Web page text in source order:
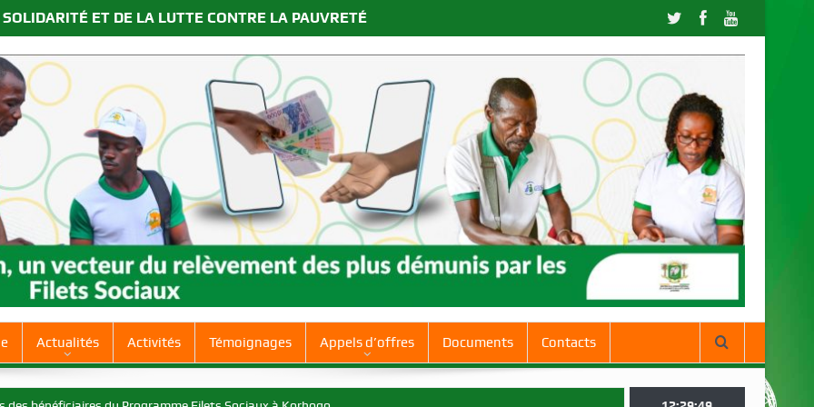
ET DE LA LUTTE CONTRE LA PAUVRETÉ
Actualités Activités Témoignages Appels d’offres Documents Contacts